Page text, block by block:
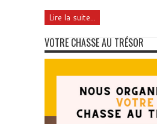
Lire la suite...
VOTRE CHASSE AU TRÉSOR